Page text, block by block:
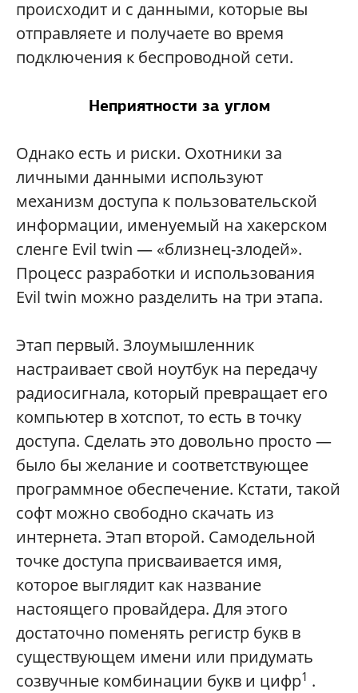
происходит и с данными, которые вы
отправляете и получаете во время
подключения к беспроводной сети.
Неприятности за углом
Однако есть и риски. Охотники за
личными данными используют
механизм доступа к пользовательской
информации, именуемый на хакерском
сленге Evil twin — «близнец-злодей».
Процесс разработки и использования
Evil twin можно разделить на три этапа.
Этап первый. Злоумышленник
настраивает свой ноутбук на передачу
радиосигнала, который превращает его
компьютер в хотспот, то есть в точку
доступа. Сделать это довольно просто —
было бы желание и соответствующее
программное обеспечение. Кстати, такой
софт можно свободно скачать из
интернета. Этап второй. Самодельной
точке доступа присваивается имя,
которое выглядит как название
настоящего провайдера. Для этого
достаточно поменять регистр букв в
существующем имени или придумать
созвучные комбинации букв и цифр1 .